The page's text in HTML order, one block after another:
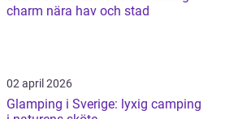
charm nära hav och stad
02 april 2026
Glamping i Sverige: lyxig camping